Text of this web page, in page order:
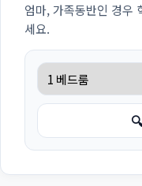
엄마, 가족동반인 경우
세요.